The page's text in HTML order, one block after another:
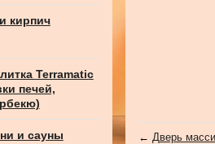
кирпич
Terramatic
печей,
и сауны ← Дверь